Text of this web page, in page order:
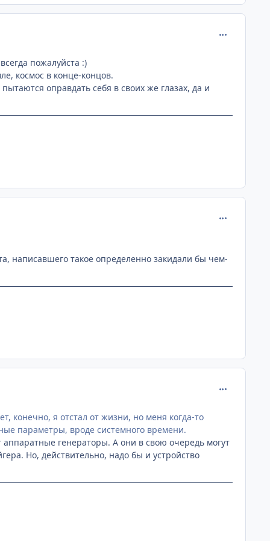
пожалуйста :)
космос в конце-концов.
оправдать себя в своих же глазах, да и
написавшего такое определенно закидали бы чем-
конечно, я отстал от жизни, но меня когда-то
параметры, вроде системного времени.
генераторы. А они в свою очередь могут
Но, действительно, надо бы и устройство